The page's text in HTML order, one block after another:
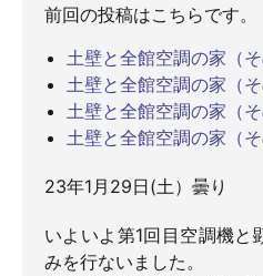
前回の投稿はこちらです。
土壁と全館空調の家（そ
土壁と全館空調の家（そ
土壁と全館空調の家（そ
土壁と全館空調の家（そ
23年1月29日(土）曇り
いよいよ第1回目空調機と
みを行ないました。